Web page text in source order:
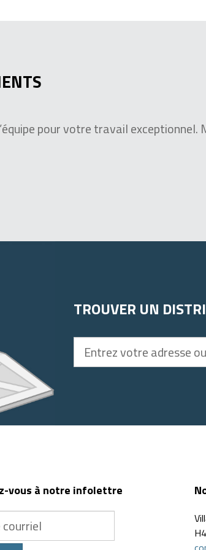
pour votre travail
TROUVER UN
votre
vous à notre infolettre